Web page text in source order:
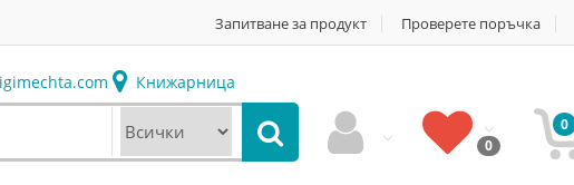
Запитване за продукт Проверете поръчка
Книжарница
0
0